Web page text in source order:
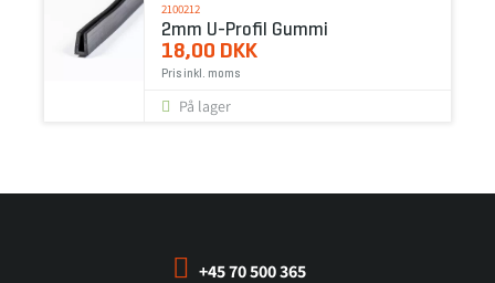
2100212
2mm U-Profil Gummi
18,00 DKK
Pris inkl. moms
På lager
+45 70 500 365